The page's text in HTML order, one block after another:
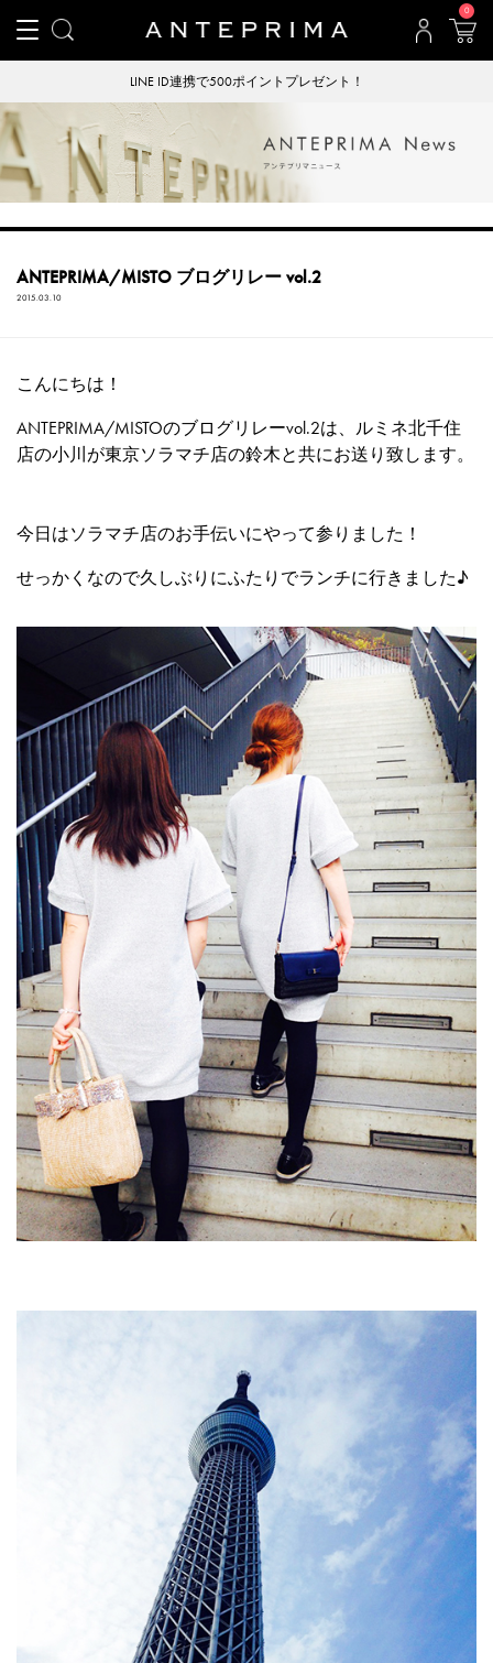
0
LINE ID連携で500ポイントプレゼント！
ANTEPRIMA/MISTO ブログリレー vol.2
2015.03.10
こんにちは！
ANTEPRIMA/MISTOのブログリレーvol.2は、ルミネ北千住
店の小川が東京ソラマチ店の鈴木と共にお送り致します。
今日はソラマチ店のお手伝いにやって参りました！
せっかくなので久しぶりにふたりでランチに行きました♪